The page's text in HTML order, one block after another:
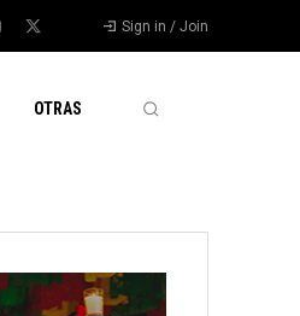
Sign in / Join
OTRAS